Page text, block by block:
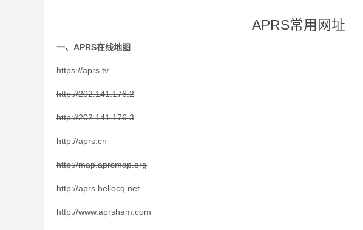
APRS常用网址
一、APRS在线地图
https://aprs.tv
http://202.141.176.2
http://202.141.176.3
http://aprs.cn
http://map.aprsmap.org
http://aprs.hellocq.net
http://www.aprsham.com